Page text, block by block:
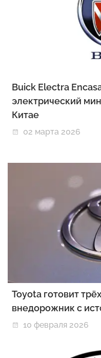
Buick Electra
электрический
Китае
02 марта 2026
Toyota готовит
внедорожник с
10 февраля 2026